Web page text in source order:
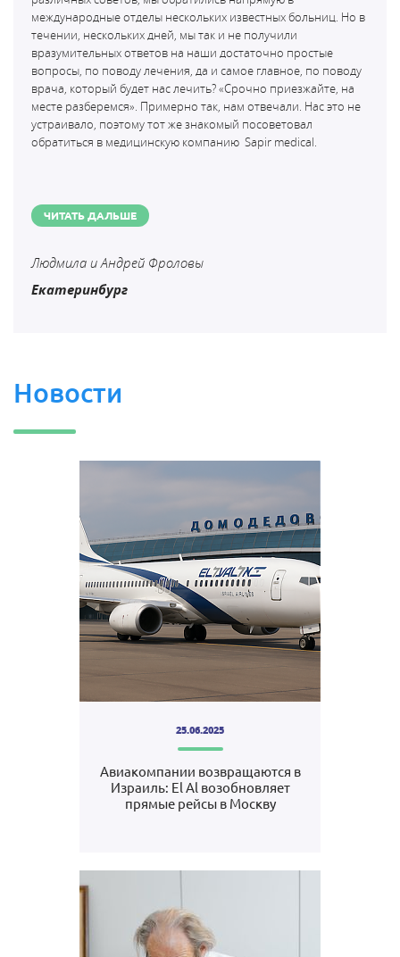
международные отделы нескольких известных больниц. Но в
течении, нескольких дней, мы так и не получили
вразумительных ответов на наши достаточно простые
вопросы, по поводу лечения, да и самое главное, по поводу
врача, который будет нас лечить? «Срочно приезжайте, на
месте разберемся». Примерно так, нам отвечали. Нас это не
устраивало, поэтому тот же знакомый посоветовал
обратиться в медицинскую компанию Sapir medical.
ЧИТАТЬ ДАЛЬШЕ
Людмила и Андрей Фроловы
Екатеринбург
Новости
25.06.2025
Авиакомпании возвращаются в
Израиль: El Al возобновляет
прямые рейсы в Москву